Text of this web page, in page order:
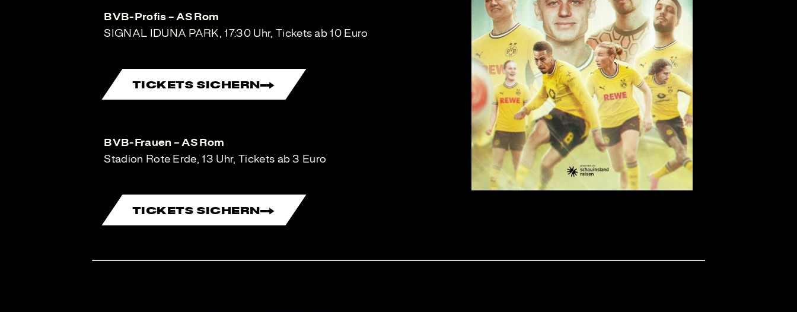
BVB-Profis – AS Rom
SIGNAL IDUNA PARK, 17:30 Uhr, Tickets ab 10 Euro
TICKETS SICHERN
BVB-Frauen – AS Rom
Stadion Rote Erde, 13 Uhr, Tickets ab 3 Euro
TICKETS SICHERN